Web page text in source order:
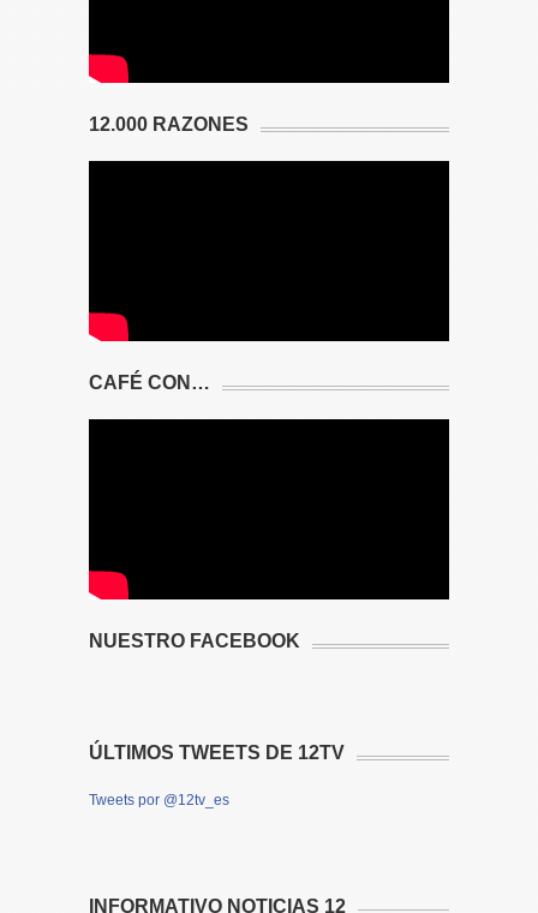
12.000 RAZONES
CAFÉ CON…
NUESTRO FACEBOOK
ÚLTIMOS TWEETS DE 12TV
Tweets por @12tv_es
INFORMATIVO NOTICIAS 12